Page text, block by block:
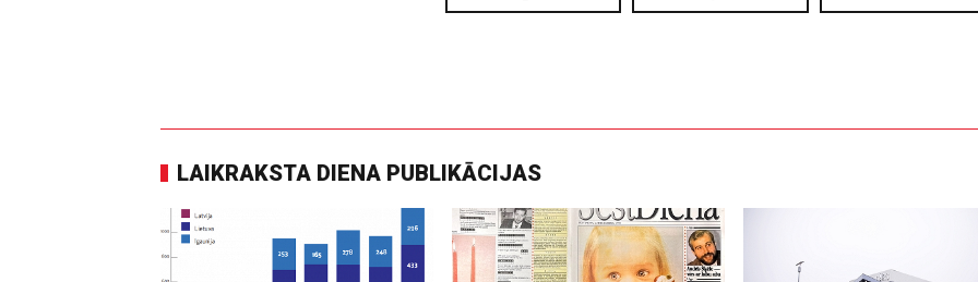
LAIKRAKSTA DIENA PUBLIKĀCIJAS